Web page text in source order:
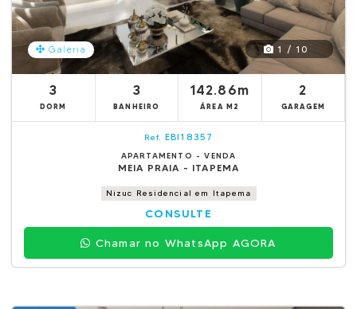
Galeria 1 / 10
3
DORM
3
BANHEIRO
142.86m
ÁREA M2
2
GARAGEM
Ref. EBI18357
APARTAMENTO - VENDA
MEIA PRAIA - ITAPEMA
Nizuc Residencial em Itapema
CONSULTE
Chamar no WhatsApp AGORA